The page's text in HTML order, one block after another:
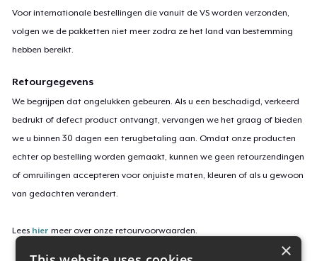
Voor internationale bestellingen die vanuit de VS worden verzonden,
volgen we de pakketten niet meer zodra ze het land van bestemming
hebben bereikt.
Retourgegevens
We begrijpen dat ongelukken gebeuren. Als u een beschadigd, verkeerd
bedrukt of defect product ontvangt, vervangen we het graag of bieden
we u binnen 30 dagen een terugbetaling aan. Omdat onze producten
echter op bestelling worden gemaakt, kunnen we geen retourzendingen
of omruilingen accepteren voor onjuiste maten, kleuren of als u gewoon
van gedachten verandert.
Lees hier meer over onze retourvoorwaarden.
×